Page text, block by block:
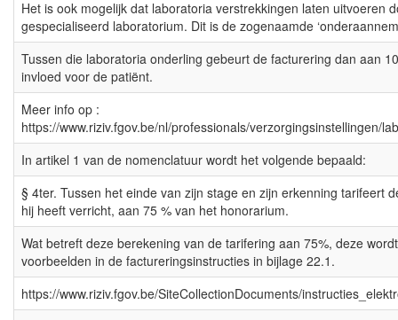
Het is ook mogelijk dat laboratoria verstrekkingen laten uitvoeren
gespecialiseerd laboratorium. Dit is de zogenaamde
Tussen die laboratoria onderling gebeurt de facturering dan aan
invloed voor de patiënt.
Meer info op :
https://www.riziv.fgov.be/nl/professionals/verzorgingsinstellingen/
In artikel 1 van de nomenclatuur wordt het volgende bepaald:
§ 4ter. Tussen het einde van zijn stage en zijn erkenning tarifeert
hij heeft verricht, aan 75 % van het honorarium.
Wat betreft deze berekening van de tarifering aan 75%, deze
voorbeelden in de factureringsinstructies in bijlage 22.1.
https://www.riziv.fgov.be/SiteCollectionDocuments/